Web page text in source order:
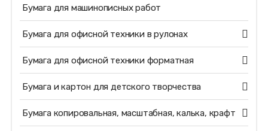
Бумага для машинописных работ
Бумага для офисной техники в рулонах
Бумага для офисной техники форматная
Бумага и картон для детского творчества
Бумага копировальная, масштабная, калька, крафт